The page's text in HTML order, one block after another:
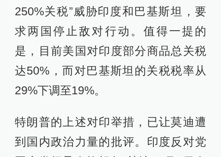
250%关税”威胁印度和巴基斯坦，要
求两国停止敌对行动。值得一提的
是，目前美国对印度部分商品总关税
达50%，而对巴基斯坦的关税税率从
29%下调至19%。
特朗普的上述对印举措，已让莫迪遭
到国内政治力量的批评。印度反对党